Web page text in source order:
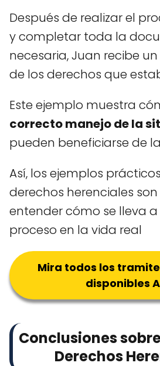
Después de realizar el
y completar toda la
necesaria, Juan recibe
de los derechos que
Este ejemplo muestra
correcto manejo de la
pueden beneficiarse de
Así, los ejemplos
derechos herenciales
entender cómo se lleva
proceso en la vida real
Mira todos los
disponibles
Conclusiones
Derechos